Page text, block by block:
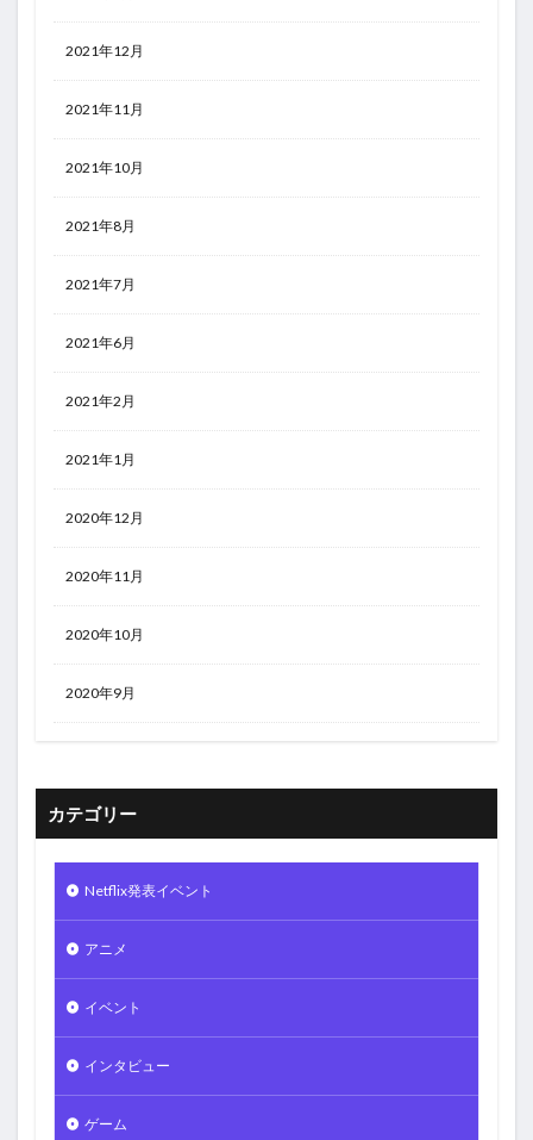
2021年12月
2021年11月
2021年10月
2021年8月
2021年7月
2021年6月
2021年2月
2021年1月
2020年12月
2020年11月
2020年10月
2020年9月
カテゴリー
Netflix発表イベント
アニメ
イベント
インタビュー
ゲーム